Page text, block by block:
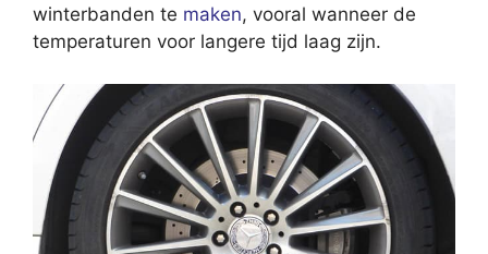
winterbanden te maken, vooral wanneer de
temperaturen voor langere tijd laag zijn.